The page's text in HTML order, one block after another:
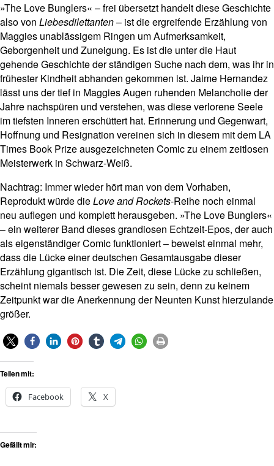
»The Love Bunglers« – frei übersetzt handelt diese Geschichte
also von Liebesdilettanten– ist die ergreifende Erzählung von
Maggies unablässigem Ringen um Aufmerksamkeit,
Geborgenheit und Zuneigung. Es ist die unter die Haut
gehende Geschichte der ständigen Suche nach dem, was ihr in
frühester Kindheit abhanden gekommen ist. Jaime Hernandez
lässt uns der tief in Maggies Augen ruhenden Melancholie der
Jahre nachspüren und verstehen, was diese verlorene Seele
im tiefsten Inneren erschüttert hat. Erinnerung und Gegenwart,
Hoffnung und Resignation vereinen sich in diesem mit dem LA
Times Book Prize ausgezeichneten Comic zu einem zeitlosen
Meisterwerk in Schwarz-Weiß.
Nachtrag: Immer wieder hört man von dem Vorhaben,
Reprodukt würde dieLove and Rockets-Reihe noch einmal
neu auflegen und komplett herausgeben. »The Love Bunglers«
– ein weiterer Band dieses grandiosen Echtzeit-Epos, der auch
als eigenständiger Comic funktioniert – beweist einmal mehr,
dass die Lücke einer deutschen Gesamtausgabe dieser
Erzählung gigantisch ist. Die Zeit, diese Lücke zu schließen,
scheint niemals besser gewesen zu sein, denn zu keinem
Zeitpunkt war die Anerkennung der Neunten Kunst hierzulande
größer.
Teilen mit:
Facebook X
Gefällt mir: